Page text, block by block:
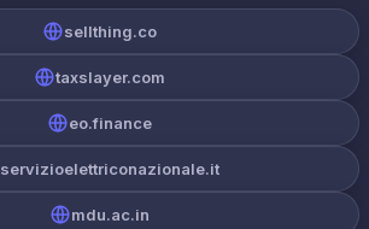
sellthing.co
taxslayer.com
eo.finance
servizioelettriconazionale.it
mdu.ac.in